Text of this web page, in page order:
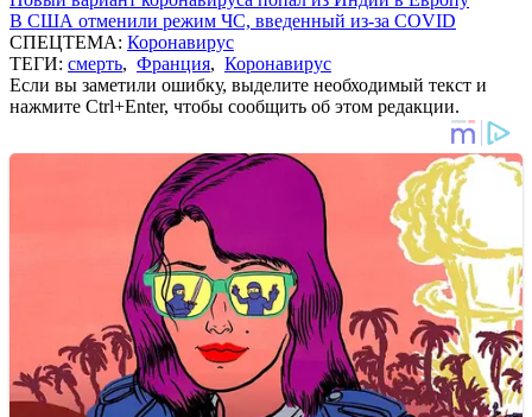
В США отменили режим ЧС, введенный из-за COVID
СПЕЦТЕМА: Коронавирус
ТЕГИ: смерть, Франция, Коронавирус
Если вы заметили ошибку, выделите необходимый текст и
нажмите Ctrl+Enter, чтобы сообщить об этом редакции.